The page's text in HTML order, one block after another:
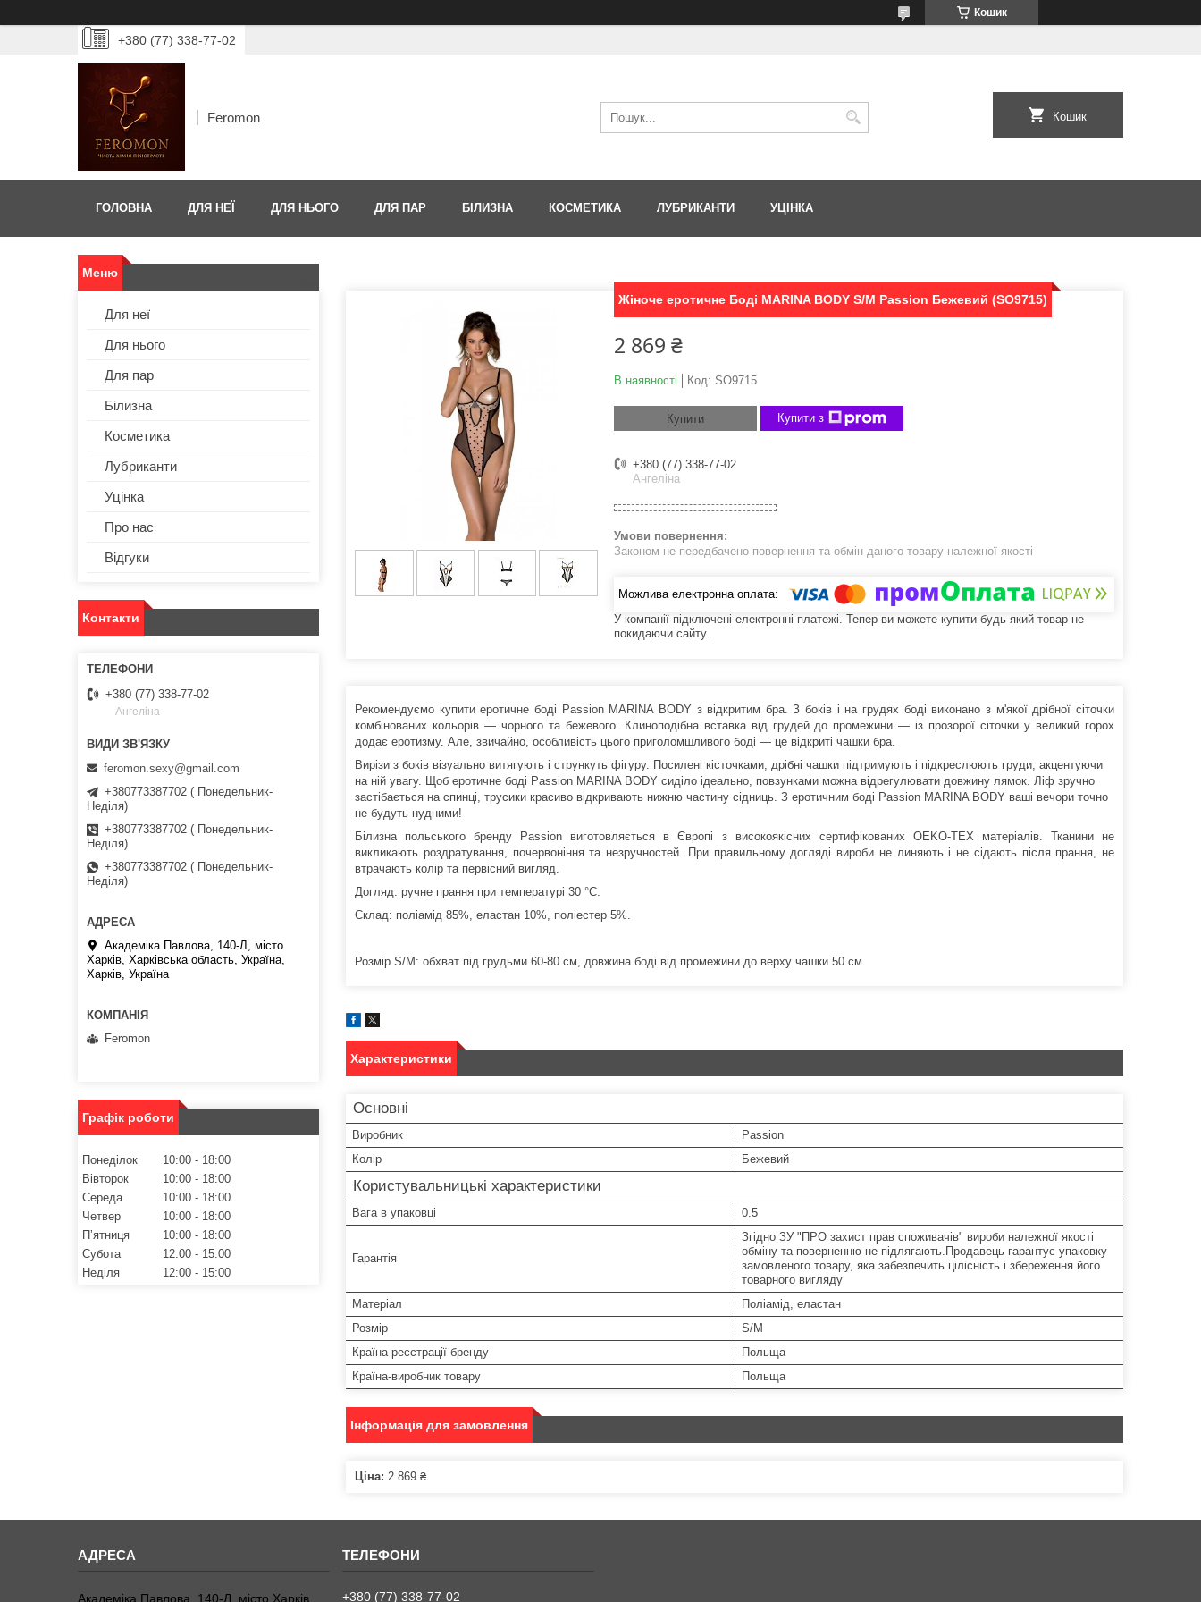
Кошик
+380 (77) 338-77-02
Feromon Кошик
ГОЛОВНА ДЛЯ НЕЇ ДЛЯ НЬОГО ДЛЯ ПАР БІЛИЗНА КОСМЕТИКА ЛУБРИКАНТИ УЦІНКА
Жіноче еротичне Боді MARINA BODY S/M Passion Бежевий (SO9715)
2 869 ₴
В наявності Код: SO9715
Купити Купити з
+380 (77) 338-77-02
Ангеліна
Законом не передбачено повернення та обмін даного товару належної якості
У компанії підключені електронні платежі. Тепер ви можете купити будь-який товар не
покидаючи сайту.
Рекомендуємо купити еротичне боді Passion MARINA BODY з відкритим бра. З боків і на грудях боді виконано з м'якої дрібної сіточки
комбінованих кольорів — чорного та бежевого. Клиноподібна вставка від грудей до промежини — із прозорої сіточки у великий горох
додає еротизму. Але, звичайно, особливість цього приголомшливого боді — це відкриті чашки бра.
Вирізи з боків візуально витягують і стрункуть фігуру. Посилені кісточками, дрібні чашки підтримують і підкреслюють груди, акцентуючи
на ній увагу. Щоб еротичне боді Passion MARINA BODY сиділо ідеально, повзунками можна відрегулювати довжину лямок. Ліф зручно
застібається на спинці, трусики красиво відкривають нижню частину сідниць. З еротичним боді Passion MARINA BODY ваші вечори точно
не будуть нудними!
Білизна польського бренду Passion виготовляється в Європі з високоякісних сертифікованих OEKO-TEX матеріалів. Тканини не
викликають роздратування, почервоніння та незручностей. При правильному догляді вироби не линяють і не сідають після прання, не
втрачають колір та первісний вигляд.
Догляд: ручне прання при температурі 30 °C.
Склад: поліамід 85%, еластан 10%, поліестер 5%.
Розмір S/M: обхват під грудьми 60-80 см, довжина боді від промежини до верху чашки 50 см.
Характеристики
Основні
Виробник
Passion
Колір
Бежевий
Користувальницькі характеристики
Вага в упаковці 0.5
Гарантія
Згідно ЗУ "ПРО захист прав споживачів" вироби належної якості
обміну та поверненню не підлягають.Продавець гарантує упаковку
замовленого товару, яка забезпечить цілісність і збереження його
товарного вигляду
Матеріал
Поліамід, еластан
Розмір
S/M
Країна реєстрації бренду
Польща
Країна-виробник товару
Польща
Інформація для замовлення
Ціна: 2 869 ₴
Для неї
Для нього
Для пар
Білизна
Косметика
Лубриканти
Уцінка
Про нас
Відгуки
Контакти
+380 (77) 338-77-02
Ангеліна
feromon.sexy@gmail.com
+380773387702 ( Понедельник-
Неділя)
+380773387702 ( Понедельник-
Неділя)
+380773387702 ( Понедельник-
Неділя)
Академіка Павлова, 140-Л, місто
Харків, Харківська область, Україна,
Харків, Україна
Feromon
Графік роботи
Понеділок 10:00
18:00
Вівторок
10:00
18:00
Середа
10:00
18:00
Четвер
10:00
18:00
Пʼятниця
10:00
18:00
Субота
12:00
15:00
Неділя
12:00 15:00
Академіка Павлова, 140-Л, місто Харків, +380 (77) 338-77-02